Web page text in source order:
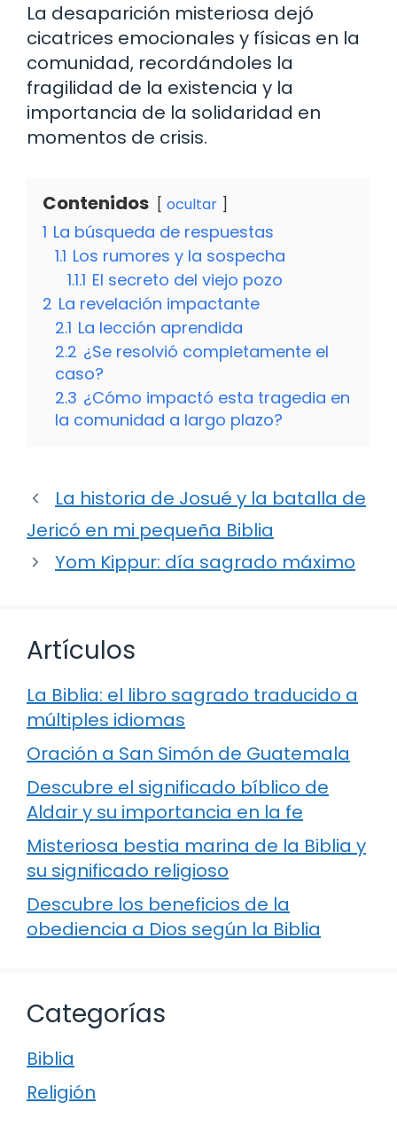
La desaparición misteriosa dejó
cicatrices emocionales y físicas en la
comunidad, recordándoles la
fragilidad de la existencia y la
importancia de la solidaridad en
momentos de crisis.
Contenidos ocultar
1 La búsqueda de respuestas
1.1 Los rumores y la sospecha
1.1.1 El secreto del viejo pozo
2 La revelación impactante
2.1 La lección aprendida
2.2 ¿Se resolvió completamente el
caso?
2.3 ¿Cómo impactó esta tragedia en
la comunidad a largo plazo?
La historia de Josué y la batalla de
Jericó en mi pequeña Biblia
Yom Kippur: día sagrado máximo
Artículos
La Biblia: el libro sagrado traducido a
múltiples idiomas
Oración a San Simón de Guatemala
Descubre el significado bíblico de
Aldair y su importancia en la fe
Misteriosa bestia marina de la Biblia y
su significado religioso
Descubre los beneficios de la
obediencia a Dios según la Biblia
Categorías
Biblia
Religión